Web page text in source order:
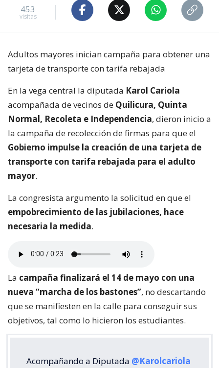
453
visitas
Adultos mayores inician campaña para obtener una
tarjeta de transporte con tarifa rebajada
En la vega central la diputada Karol Cariola
acompañada de vecinos de Quilicura, Quinta
Normal, Recoleta e Independencia, dieron inicio a
la campaña de recolección de firmas para que el
Gobierno impulse la creación de una tarjeta de
transporte con tarifa rebajada para el adulto
mayor.
La congresista argumento la solicitud en que el
empobrecimiento de las jubilaciones, hace
necesaria la medida.
La campaña finalizará el 14 de mayo con una
nueva “marcha de los bastones”, no descartando
que se manifiesten en la calle para conseguir sus
objetivos, tal como lo hicieron los estudiantes.
Acompañando a Diputada @Karolcariola